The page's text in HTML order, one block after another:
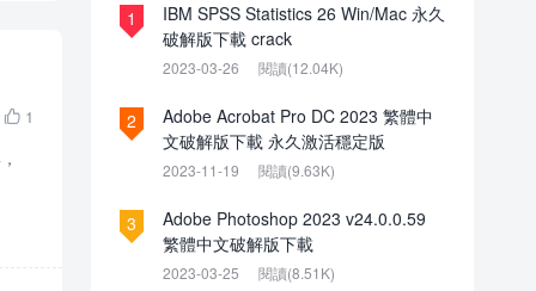
 1
1
IBM SPSS Statistics 26 Win/Mac 永久
破解版下載 crack
2023-03-26 閱讀(12.04K)
2
Adobe Acrobat Pro DC 2023 繁體中
文破解版下載 永久激活穩定版
2023-11-19 閱讀(9.63K)
3
Adobe Photoshop 2023 v24.0.0.59
繁體中文破解版下載
2023-03-25 閱讀(8.51K)